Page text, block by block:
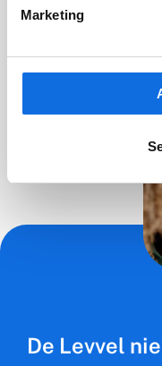
Marketing
De Levvel